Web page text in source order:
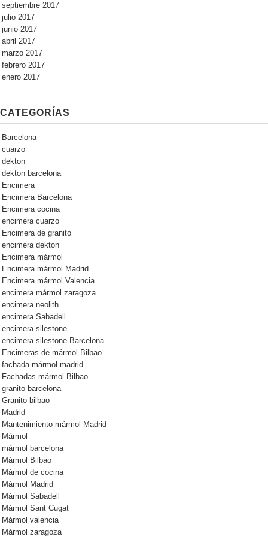
septiembre 2017
julio 2017
junio 2017
abril 2017
marzo 2017
febrero 2017
enero 2017
CATEGORÍAS
Barcelona
cuarzo
dekton
dekton barcelona
Encimera
Encimera Barcelona
Encimera cocina
encimera cuarzo
Encimera de granito
encimera dekton
Encimera mármol
Encimera mármol Madrid
Encimera mármol Valencia
encimera mármol zaragoza
encimera neolith
encimera Sabadell
encimera silestone
encimera silestone Barcelona
Encimeras de mármol Bilbao
fachada mármol madrid
Fachadas mármol Bilbao
granito barcelona
Granito bilbao
Madrid
Mantenimiento mármol Madrid
Mármol
mármol barcelona
Mármol Bilbao
Mármol de cocina
Mármol Madrid
Mármol Sabadell
Mármol Sant Cugat
Mármol valencia
Mármol zaragoza